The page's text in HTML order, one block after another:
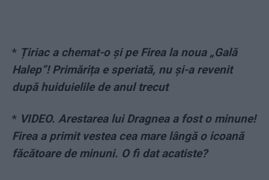
* Țiriac a chemat-o și pe Firea la noua „Gală
Halep”! Primărița e speriată, nu și-a revenit
după huiduielile de anul trecut
* VIDEO. Arestarea lui Dragnea a fost o minune!
Firea a primit vestea cea mare lângă o icoană
făcătoare de minuni. O fi dat acatiste?